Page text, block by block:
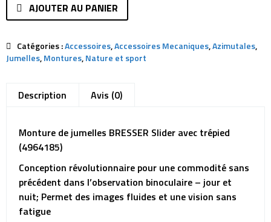
AJOUTER AU PANIER
Catégories :Accessoires,Accessoires Mecaniques,Azimutales,
Jumelles,Montures,Nature et sport
Description Avis (0)
Monture de jumelles BRESSER Slider avec trépied
(4964185)
Conception révolutionnaire pour une commodité sans
précédent dans l’observation binoculaire – jour et
nuit; Permet des images fluides et une vision sans
fatigue